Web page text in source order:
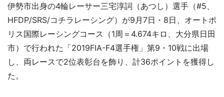
伊勢市出身の4輪レーサー三宅淳詞（あつし）選手（#5、
HFDP/SRS/コチラレーシング）が9月7日・8日、オートポ
リス国際レーシングコース（1周＝4.674キロ、大分県日田
市）で行われた「2019FIA-F4選手権」第9・10戦に出場
し、両レースで2位表彰台を飾り、計36ポイントを獲得し
た。